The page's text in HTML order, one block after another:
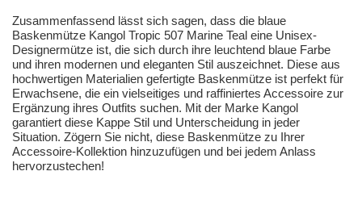
Zusammenfassend lässt sich sagen, dass die blaue
Baskenmütze Kangol Tropic 507 Marine Teal eine Unisex-
Designermütze ist, die sich durch ihre leuchtend blaue Farbe
und ihren modernen und eleganten Stil auszeichnet. Diese aus
hochwertigen Materialien gefertigte Baskenmütze ist perfekt für
Erwachsene, die ein vielseitiges und raffiniertes Accessoire zur
Ergänzung ihres Outfits suchen. Mit der Marke Kangol
garantiert diese Kappe Stil und Unterscheidung in jeder
Situation. Zögern Sie nicht, diese Baskenmütze zu Ihrer
Accessoire-Kollektion hinzuzufügen und bei jedem Anlass
hervorzustechen!